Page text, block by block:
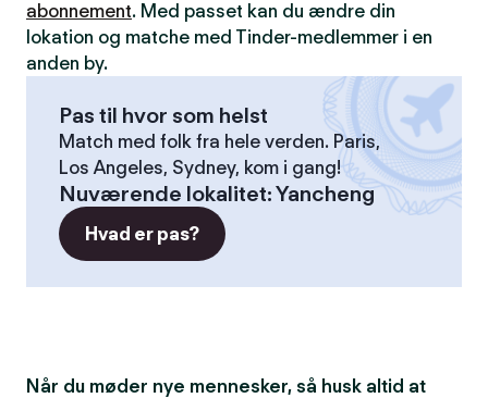
abonnement. Med passet kan du ændre din
lokation og matche med Tinder-medlemmer i en
anden by.
Pas til hvor som helst
Match med folk fra hele verden. Paris,
Los Angeles, Sydney, kom i gang!
Nuværende lokalitet:Yancheng
Hvad er pas?
Når du møder nye mennesker, så husk altid at